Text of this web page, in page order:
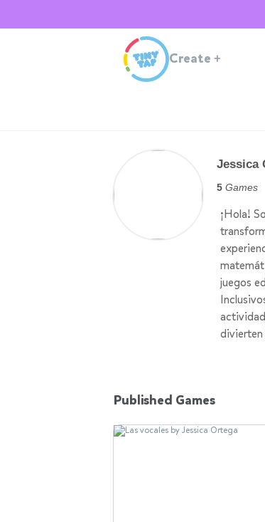
Create +
Jessica
5 Games
¡Hola!
juegos
divierten
Published Games